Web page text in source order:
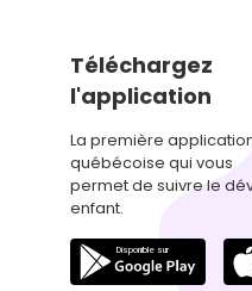
Téléchargez
l'application
La première
québécoise qui vous
permet de suivre le
enfant.